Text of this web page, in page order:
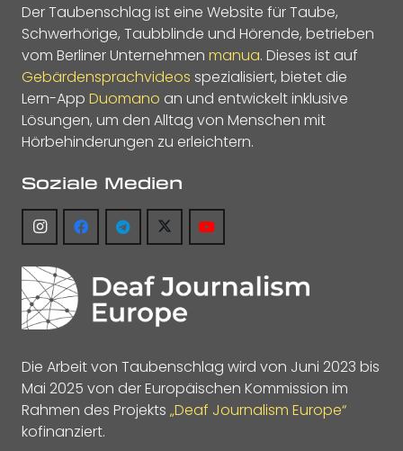
Der Taubenschlag ist eine Website für Taube,
Schwerhörige, Taubblinde und Hörende, betrieben
vom Berliner Unternehmen manua. Dieses ist auf
Gebärdensprachvideos spezialisiert, bietet die
Lern-App Duomano an und entwickelt inklusive
Lösungen, um den Alltag von Menschen mit
Hörbehinderungen zu erleichtern.
Soziale Medien
Die Arbeit von Taubenschlag wird von Juni 2023 bis
Mai 2025 von der Europäischen Kommission im
Rahmen des Projekts „Deaf Journalism Europe“
kofinanziert.